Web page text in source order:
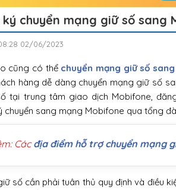
ký chuyển mạng giữ số
02/06/2023
cũng có thể chuyển mạng giữ số
hàng dễ dàng chuyển mạng giữ số
tại trung tâm giao dịch Mobifone,
sang mạng Mobifone qua tổng
Cácđịa điểm hỗ trợ chuyển mạng
số cần phải tuân thủ quy định và điều